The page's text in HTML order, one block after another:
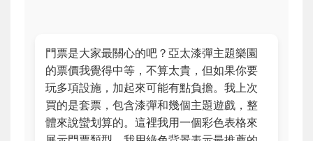
門票是大家最關心的吧？亞太漆彈主題樂園
的票價我覺得中等，不算太貴，但如果你要
玩多項設施，加起來可能有點負擔。我上次
買的是套票，包含漆彈和幾個主題遊戲，整
體來說蠻划算的。這裡我用一個彩色表格來